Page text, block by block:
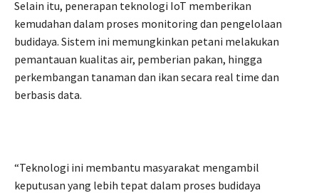
Selain itu, penerapan teknologi IoT memberikan
kemudahan dalam proses monitoring dan pengelolaan
budidaya. Sistem ini memungkinkan petani melakukan
pemantauan kualitas air, pemberian pakan, hingga
perkembangan tanaman dan ikan secara real time dan
berbasis data.
“Teknologi ini membantu masyarakat mengambil
keputusan yang lebih tepat dalam proses budidaya